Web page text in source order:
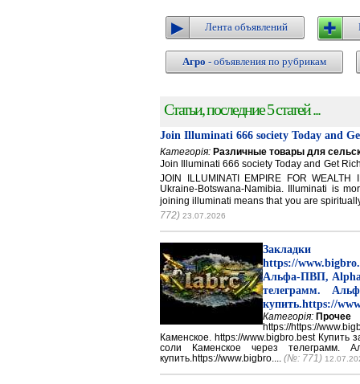
Лента объявлений
Агро - объявления по рубрикам
Статьи, последние 5 статей ...
Join Illuminati 666 society Today and
Категорія: Различные товары для
Join Illuminati 666 society Today and Get
JOIN ILLUMINATI EMPIRE FOR WEALTH
Ukraine-Botswana-Namibia. Illuminati is
joining illuminati means that you are
772) 23.07.2026
Закладки
https://
Альфа-ПВП, Alpha
телеграмм.
купить.https://
Категорія: Прочее
https://https://
Каменское. https://www.bigbro.best Купить
соли Каменское через телеграмм.
купить.https://www.bigbro.... (№: 771)